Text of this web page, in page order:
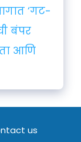
‘गट-
बंपर
आणि
us